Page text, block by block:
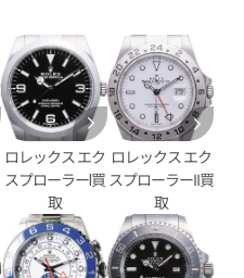
ロレックス デイトナ 126508
字盤
参考買取価格
9,750,000
※2026年4月27日時点の参考
ロレックス エク
スプローラーⅠ買
取
ロレックス エク
スプローラーII買
取